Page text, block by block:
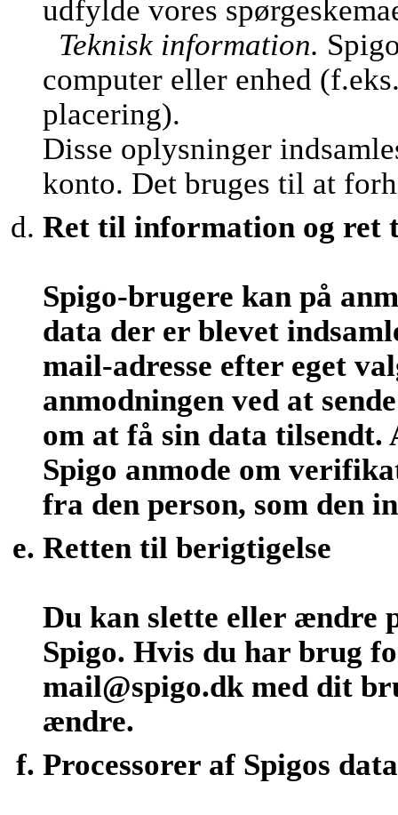
udfylde vores
Teknisk information.
computer eller enhed
placering).
Disse oplysninger
konto. Det bruges til at
Ret til information og ret
Spigo-brugere kan på
data der er blevet
mail-adresse efter eget
anmodningen ved at
om at få sin data tilsendt.
Spigo anmode om
fra den person, som den
Retten til berigtigelse
Du kan slette eller ændre
Spigo. Hvis du har brug
mail@spigo.dk med dit
ændre.
Processorer af Spigos data